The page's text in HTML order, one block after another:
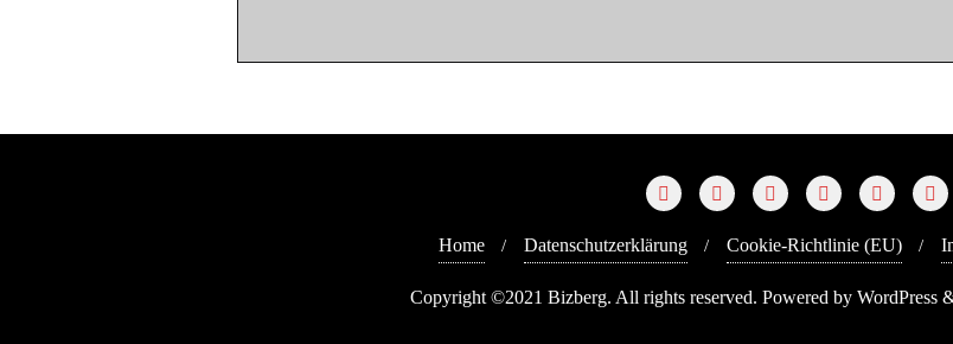
Home Datenschutzerklärung Cookie-Richtlinie (EU)
Copyright ©2021 Bizberg. All rights reserved. Powered by WordPress